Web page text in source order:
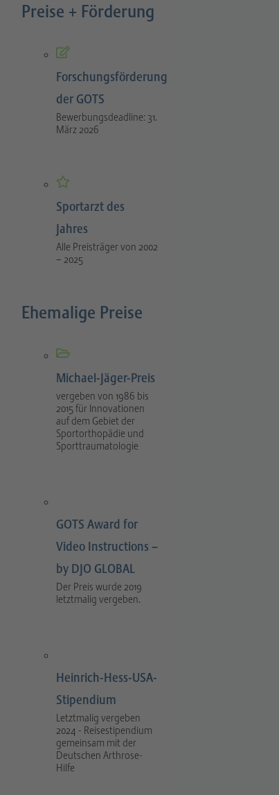
Preise + Förderung
Forschungsförderung
der GOTS
Bewerbungsdeadline: 31.
März 2026
Sportarzt des
Jahres
Alle Preisträger von 2002
– 2025
Ehemalige Preise
Michael-Jäger-Preis
vergeben von 1986 bis
2015 für Innovationen
auf dem Gebiet der
Sportorthopädie und
Sporttraumatologie
GOTS Award for
Video Instructions –
by DJO GLOBAL
Der Preis wurde 2019
letztmalig vergeben.
Heinrich-Hess-USA-
Stipendium
Letztmalig vergeben
2024 - Reisestipendium
gemeinsam mit der
Deutschen Arthrose-
Hilfe